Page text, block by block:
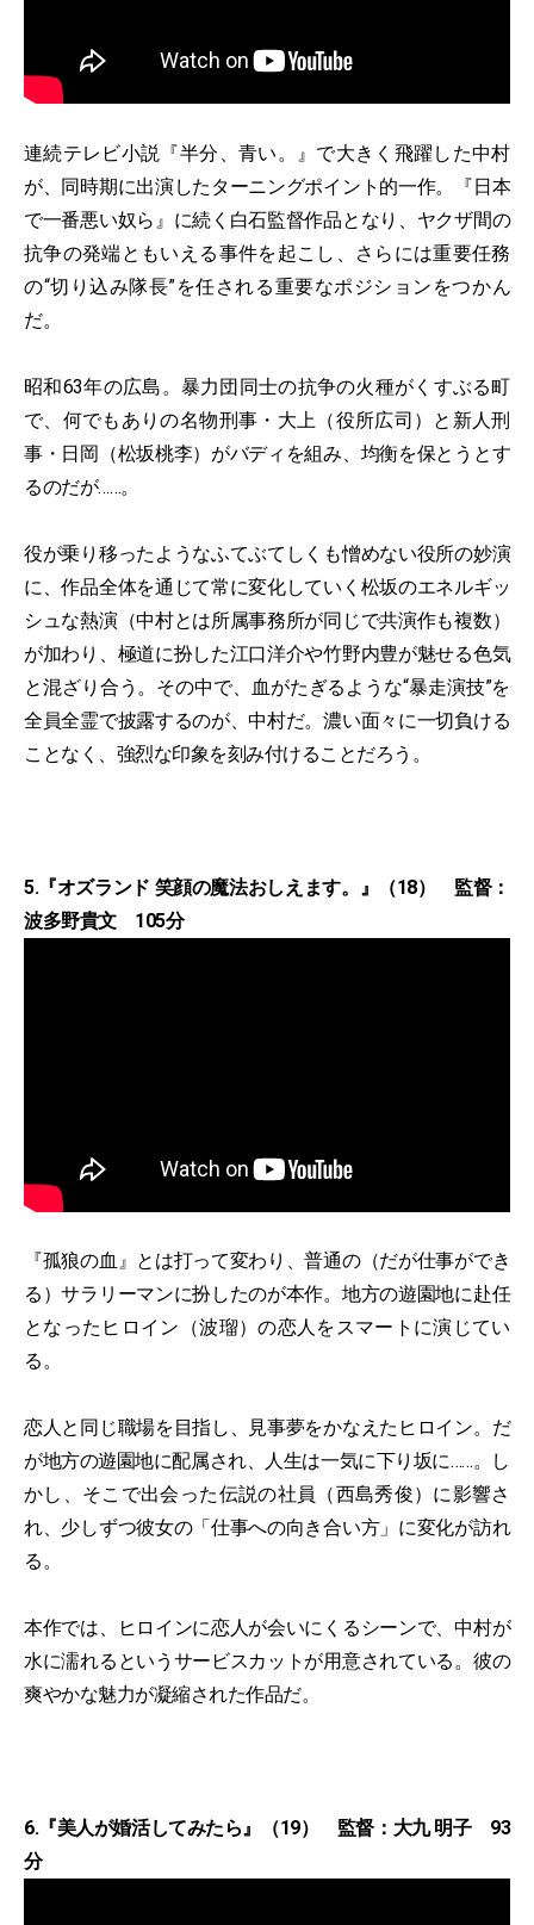
連続テレビ小説『半分、青い。』で大きく飛躍した中村
が、同時期に出演したターニングポイント的一作。『日本
で一番悪い奴ら』に続く白石監督作品となり、ヤクザ間の
抗争の発端ともいえる事件を起こし、さらには重要任務
の“切り込み隊長”を任される重要なポジションをつかん
だ。
昭和63年の広島。暴力団同士の抗争の火種がくすぶる町
で、何でもありの名物刑事・大上（役所広司）と新人刑
事・日岡（松坂桃李）がバディを組み、均衡を保とうとす
るのだが……。
役が乗り移ったようなふてぶてしくも憎めない役所の妙演
に、作品全体を通じて常に変化していく松坂のエネルギッ
シュな熱演（中村とは所属事務所が同じで共演作も複数）
が加わり、極道に扮した江口洋介や竹野内豊が魅せる色気
と混ざり合う。その中で、血がたぎるような“暴走演技”を
全員全霊で披露するのが、中村だ。濃い面々に一切負ける
ことなく、強烈な印象を刻み付けることだろう。
5.『オズランド 笑顔の魔法おしえます。』（18） 監督：
波多野貴文 105分
『孤狼の血』とは打って変わり、普通の（だが仕事ができ
る）サラリーマンに扮したのが本作。地方の遊園地に赴任
となったヒロイン（波瑠）の恋人をスマートに演じてい
る。
恋人と同じ職場を目指し、見事夢をかなえたヒロイン。だ
が地方の遊園地に配属され、人生は一気に下り坂に……。し
かし、そこで出会った伝説の社員（西島秀俊）に影響さ
れ、少しずつ彼女の「仕事への向き合い方」に変化が訪れ
る。
本作では、ヒロインに恋人が会いにくるシーンで、中村が
水に濡れるというサービスカットが用意されている。彼の
爽やかな魅力が凝縮された作品だ。
6.『美人が婚活してみたら』（19） 監督：大九 明子 93
分